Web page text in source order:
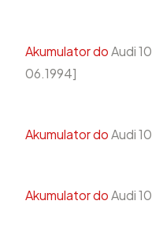
Akumulator doAudi
06.1994]
Akumulator doAudi
Akumulator doAudi